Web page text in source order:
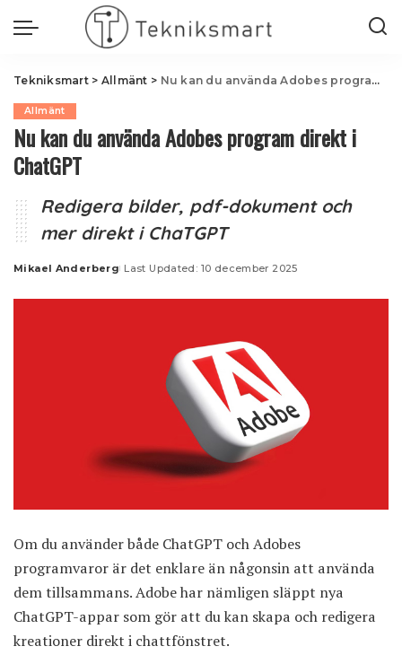
Tekniksmart> Allmänt > Nu kan du använda Adobes program direkt i ChatGPT
Allmänt
Nu kan du använda Adobes program direkt i
ChatGPT
Redigera bilder, pdf-dokument och
mer direkt i ChaTGPT
Posted
Mikael Anderberg Last Updated: 10 december 2025
Om du använder både ChatGPT och Adobes
programvaror är det enklare än någonsin att använda
dem tillsammans. Adobe har nämligen släppt nya
ChatGPT-appar som gör att du kan skapa och redigera
kreationer direkt i chattfönstret.